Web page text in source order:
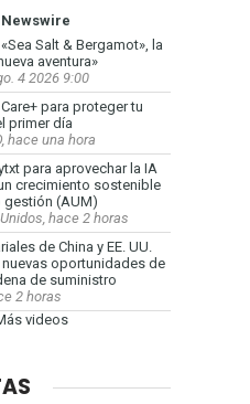
Newswire
Salt & Bergamot», la
aventura»
4 2026 9:00
para proteger tu
primer día
hace una hora
para aprovechar la IA
crecimiento sostenible
(AUM)
hace 2 horas
de China y EE. UU.
oportunidades de
de suministro
2 horas
videos